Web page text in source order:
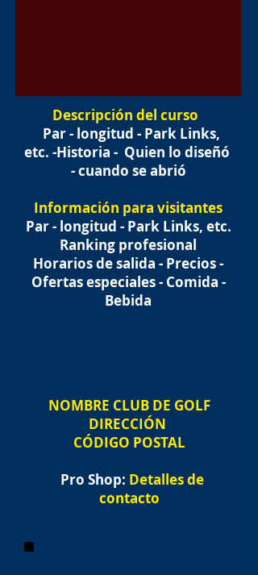
Descripción del curso
Par - longitud - Park Links,
etc. -Historia - Quien lo diseñó
- cuando se abrió
Información para visitantes
Par - longitud - Park Links, etc.
Ranking profesional
Horarios de salida - Precios -
Ofertas especiales - Comida -
Bebida
NOMBRE CLUB DE GOLF
DIRECCIÓN
CÓDIGO POSTAL
Pro Shop: Detalles de
contacto